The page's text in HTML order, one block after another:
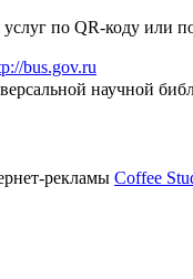
услуг по QR-коду или
bus.gov.ru
научной
рекламы Coffee